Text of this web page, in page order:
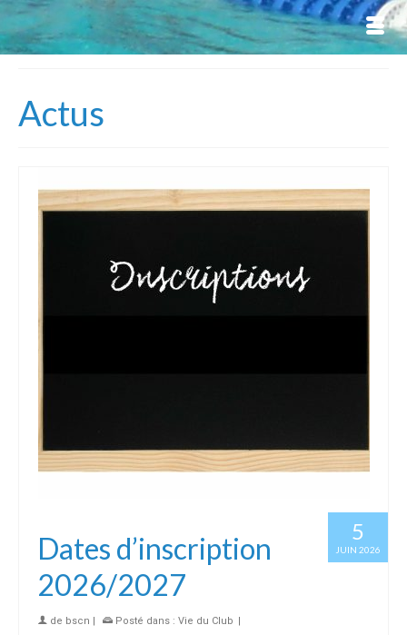
Actus
5
JUIN 2026
Dates d’inscription
2026/2027
de bscn | Posté dans : Vie du Club |